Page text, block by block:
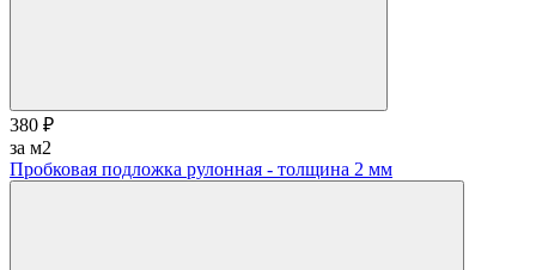
380 ₽
за м2
Пробковая подложка рулонная - толщина 2 мм